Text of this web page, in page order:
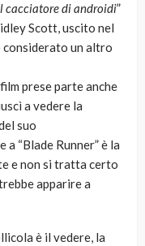
cacciatore di androidi”
Scott, uscito nel
considerato un altro
prese parte anche
a vedere la
suo
“Blade Runner” è la
e non si tratta certo
apparire a
è il vedere, la